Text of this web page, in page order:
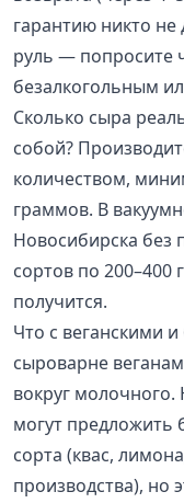
гарантию никто не
руль — попросите
безалкогольным
Сколько сыра
собой?
количеством,
граммов. В
Новосибирска без
сортов по 200–400
получится.
Что с веганскими
сыроварне
вокруг
могут предложить
сорта (квас,
производства), но